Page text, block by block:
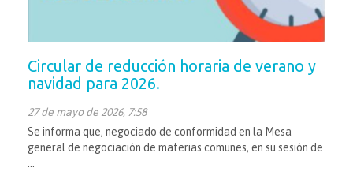
Circular de reducción horaria de verano y
navidad para 2026.
27 de mayo de 2026, 7:58
Se informa que, negociado de conformidad en la Mesa
general de negociación de materias comunes, en su sesión de